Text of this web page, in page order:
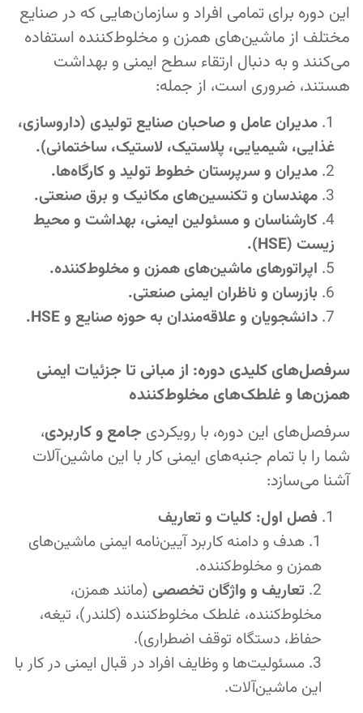
این دوره برای تمامی افراد و سازمان‌هایی که در صنایع
مختلف از ماشین‌های همزن و مخلوط‌کننده استفاده
می‌کنند و به دنبال ارتقاء سطح ایمنی و بهداشت
هستند، ضروری است، از جمله:
مدیران عامل و صاحبان صنایع تولیدی (داروسازی،
غذایی، شیمیایی، پلاستیک، لاستیک، ساختمانی).
مدیران و سرپرستان خطوط تولید و کارگاه‌ها.
مهندسان و تکنسین‌های مکانیک و برق صنعتی.
کارشناسان و مسئولین ایمنی، بهداشت و محیط
زیست (HSE).
اپراتورهای ماشین‌های همزن و مخلوط‌کننده.
بازرسان و ناظران ایمنی صنعتی.
دانشجویان و علاقه‌مندان به حوزه صنایع و HSE.
سرفصل‌های کلیدی دوره: از مبانی تا جزئیات ایمنی
همزن‌ها و غلطک‌های مخلوط‌کننده
سرفصل‌های این دوره، با رویکردی جامع و کاربردی،
شما را با تمام جنبه‌های ایمنی کار با این ماشین‌آلات
آشنا می‌سازد:
فصل اول: کلیات و تعاریف
هدف و دامنه کاربرد آیین‌نامه ایمنی ماشین‌های
همزن و مخلوط‌کننده.
تعاریف و واژگان تخصصی (مانند همزن،
مخلوط‌کننده، غلطک مخلوط‌کننده (کلندر)، تیغه،
حفاظ، دستگاه توقف اضطراری).
مسئولیت‌ها و وظایف افراد در قبال ایمنی در کار با
این ماشین‌آلات.